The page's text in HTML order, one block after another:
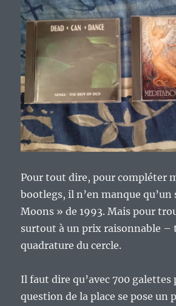
Pour tout dire, pour compléter
bootlegs, il n’en manque
Moons » de 1993. Mais pour
surtout à un prix raisonnable –
quadrature du cercle.
Il faut dire qu’avec 700 galettes
question de la place se pose un